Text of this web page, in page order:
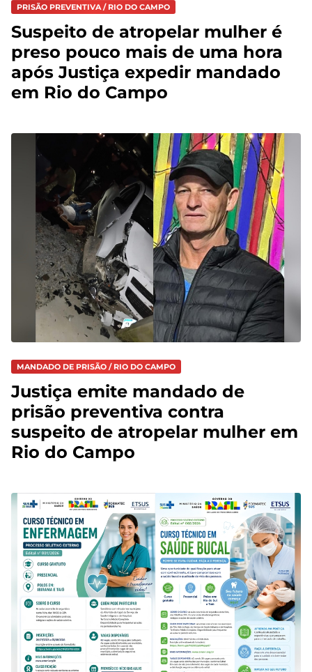
PRISÃO PREVENTIVA / RIO DO CAMPO
Suspeito de atropelar mulher é
preso pouco mais de uma hora
após Justiça expedir mandado
em Rio do Campo
MANDADO DE PRISÃO / RIO DO CAMPO
Justiça emite mandado de
prisão preventiva contra
suspeito de atropelar mulher em
Rio do Campo